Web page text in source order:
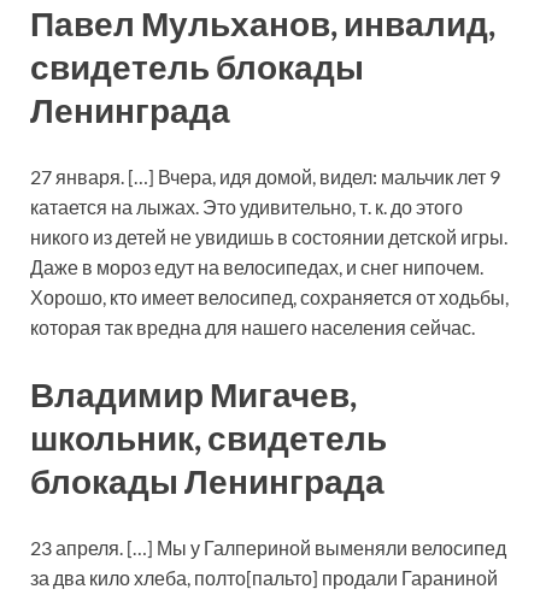
Павел Мульханов, инвалид,
свидетель блокады
Ленинграда
27 января. […] Вчера, идя домой, видел: мальчик лет 9
катается на лыжах. Это удивительно, т. к. до этого
никого из детей не увидишь в состоянии детской игры.
Даже в мороз едут на велосипедах, и снег нипочем.
Хорошо, кто имеет велосипед, сохраняется от ходьбы,
которая так вредна для нашего населения сейчас.
Владимир Мигачев,
школьник, свидетель
блокады Ленинграда
23 апреля. […] Мы у Галпериной выменяли велосипед
за два кило хлеба, полто[пальто] продали Гараниной